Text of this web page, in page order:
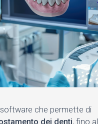
che permette di
dei denti, fino al